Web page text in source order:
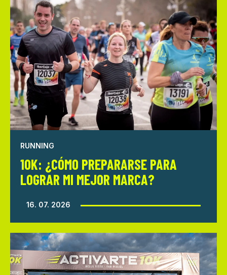
RUNNING
10K: ¿CÓMO PREPARARSE PARA
LOGRAR MI MEJOR MARCA?
16. 07. 2026